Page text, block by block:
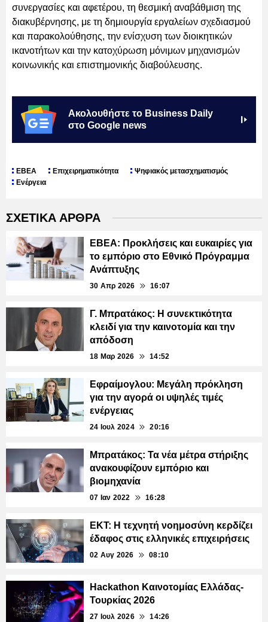
συνεργασίες και αφετέρου, τη θεσμική αναβάθμιση της
διακυβέρνησης, με τη δημιουργία εργαλείων σχεδιασμού
και παρακολούθησης, την ενίσχυση των διοικητικών
ικανοτήτων και την κατοχύρωση μόνιμων μηχανισμών
κοινωνικής και επιστημονικής διαβούλευσης.
Ακολουθήστε το Business Daily
στο Google news
ΕΒΕΑ Επιχειρηματικότητα
Ψηφιακός μετασχηματισμός
Ενέργεια
ΣΧΕΤΙΚΑ ΑΡΘΡΑ
ΕΒΕΑ: Προκλήσεις και ευκαιρίες για
το εμπόριο στο Εθνικό Πρόγραμμα
Ανάπτυξης
30 Απρ 2026 16:07
Γ. Μπρατάκος: Η συνεκτικότητα
κλειδί για την καινοτομία και την
απόδοση
18 Μαρ 2026 14:52
Εφραίμογλου: Μεγάλη πρόκληση
για την αγορά οι υψηλές τιμές
ενέργειας
24 Ιουλ 2024 20:16
Μπρατάκος: Τα νέα μέτρα στήριξης
ανακουφίζουν εμπόριο και
βιομηχανία
07 Ιαν 2022 16:28
ΕΚΤ: Η τεχνητή νοημοσύνη κερδίζει
έδαφος στις ελληνικές επιχειρήσεις
02 Αυγ 2026 08:10
Hackathon Καινοτομίας Ελλάδας-
Τουρκίας 2026
27 Ιουλ 2026 14:26